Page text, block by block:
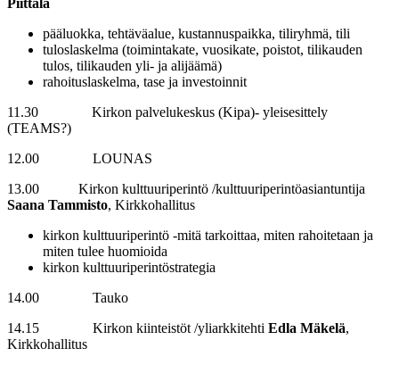
pääluokka, tehtäväalue, kustannuspaikka, tiliryhmä, tili
tuloslaskelma (toimintakate, vuosikate, poistot, tilikauden
tulos, tilikauden yli- ja alijäämä)
rahoituslaskelma, tase ja investoinnit
11.30 Kirkon palvelukeskus (Kipa)- yleisesittely
(TEAMS?)
12.00 LOUNAS
13.00 Kirkon kulttuuriperintö /kulttuuriperintöasiantuntija
Saana Tammisto, Kirkkohallitus
kirkon kulttuuriperintö -mitä tarkoittaa, miten rahoitetaan ja
miten tulee huomioida
kirkon kulttuuriperintöstrategia
14.00 Tauko
14.15 Kirkon kiinteistöt /yliarkkitehti Edla Mäkelä,
Kirkkohallitus